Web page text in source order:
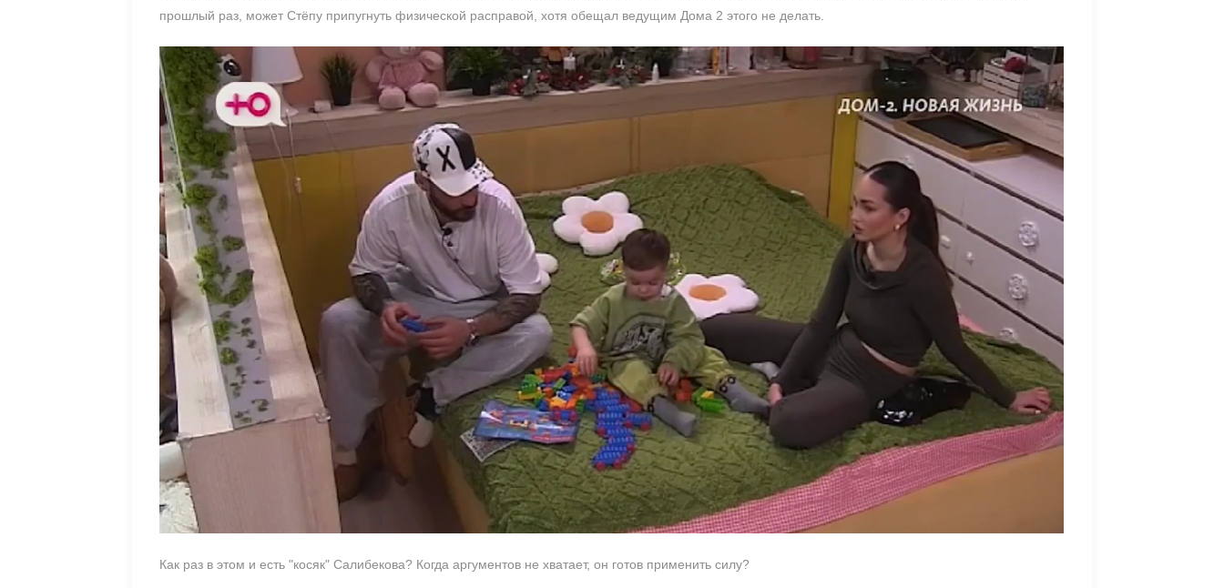
прошлый раз, может Стёпу припугнуть физической расправой, хотя обещал ведущим Дома 2 этого не делать.
Как раз в этом и есть "косяк" Салибекова? Когда аргументов не хватает, он готов применить силу?